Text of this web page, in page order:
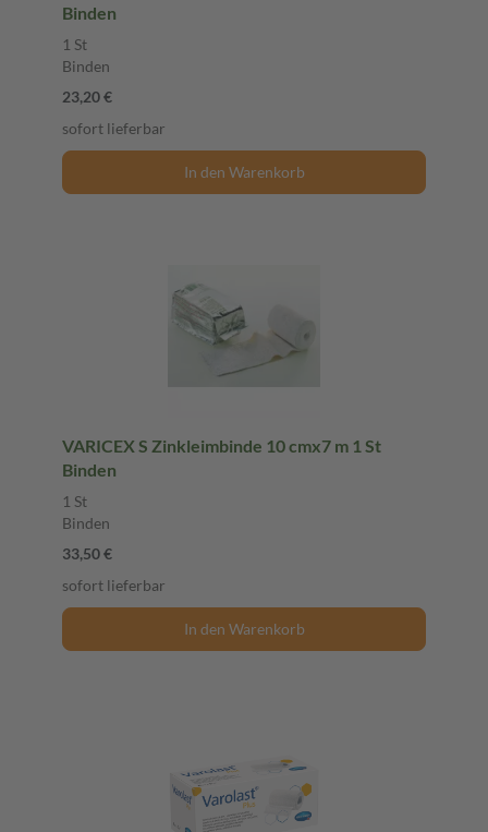
Binden
1 St
Binden
23,20 €
sofort lieferbar
In den Warenkorb
VARICEX S Zinkleimbinde 10 cmx7 m 1 St
Binden
1 St
Binden
33,50 €
sofort lieferbar
In den Warenkorb